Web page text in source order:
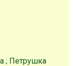
; Петрушка